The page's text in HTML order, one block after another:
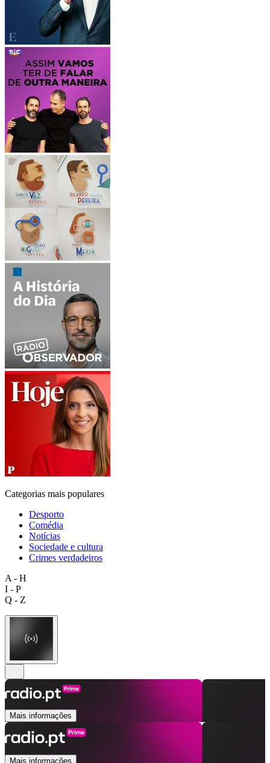
Categorias mais populares
Desporto
Comédia
Notícias
Sociedade e cultura
Crimes verdadeiros
A - H
I - P
Q - Z
Mais informações
Mais informações